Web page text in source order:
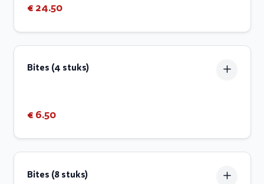
€ 24.50
Bites (4 stuks)
€ 6.50
Bites (8 stuks)